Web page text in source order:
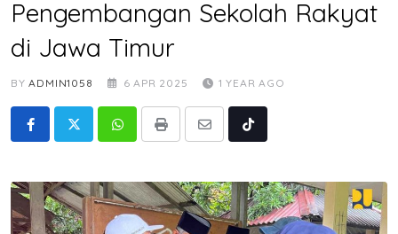
Pengembangan Sekolah Rakyat
di Jawa Timur
BYADMIN1058 6 APR 2025 1 YEAR AGO
WhatsappPrint
Share
Tiktok